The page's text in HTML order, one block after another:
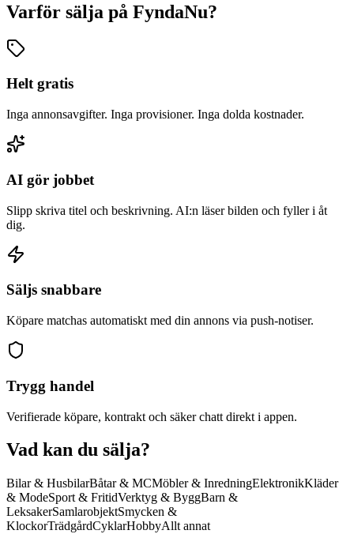
Varför sälja på FyndaNu?
Helt gratis
Inga annonsavgifter. Inga provisioner. Inga dolda kostnader.
AI gör jobbet
Slipp skriva titel och beskrivning. AI:n läser bilden och fyller i åt
dig.
Säljs snabbare
Köpare matchas automatiskt med din annons via push-notiser.
Trygg handel
Verifierade köpare, kontrakt och säker chatt direkt i appen.
Vad kan du sälja?
Bilar & HusbilarBåtar & MCMöbler & InredningElektronikKläder
& ModeSport & FritidVerktyg & ByggBarn &
LeksakerSamlarobjektSmycken &
KlockorTrädgårdCyklarHobbyAllt annat